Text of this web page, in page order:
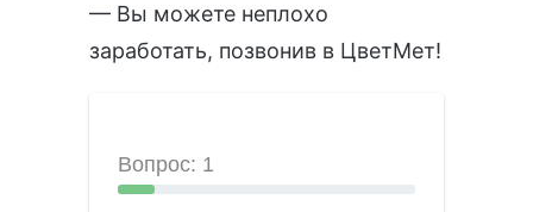
— Вы можете неплохо
заработать, позвонив в ЦветМет!